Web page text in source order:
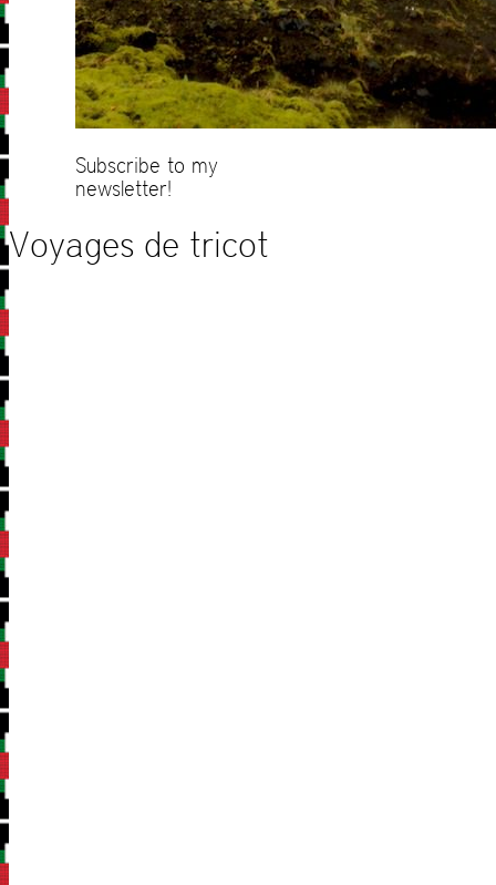
Subscribe to my
newsletter!
Voyages de tricot